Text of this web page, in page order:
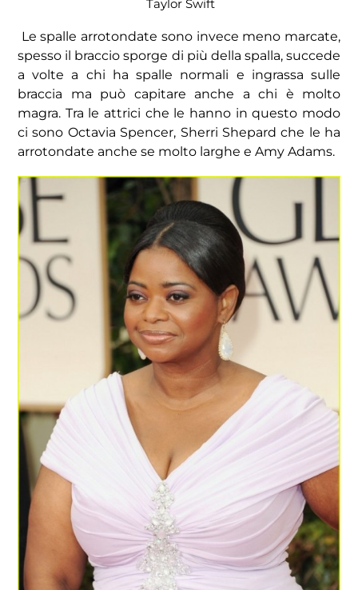
Taylor Swift
Le spalle arrotondate sono invece meno marcate,
spesso il braccio sporge di più della spalla, succede
a volte a chi ha spalle normali e ingrassa sulle
braccia ma può capitare anche a chi è molto
magra. Tra le attrici che le hanno in questo modo
ci sono Octavia Spencer, Sherri Shepard che le ha
arrotondate anche se molto larghe e Amy Adams.